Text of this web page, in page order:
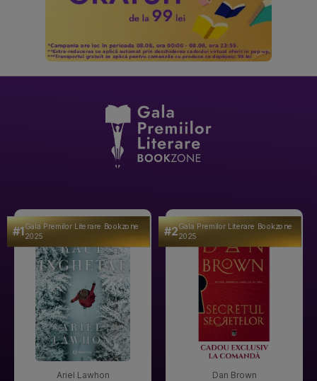
#1Gala Premilor Literare Bookzone
2025
Ariel Lawhon
#2Gala Premilor Literare Bookzone
2025
Dan Brown